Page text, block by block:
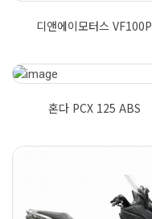
디앤에이모터스 VF100P
혼다 PCX 125 ABS